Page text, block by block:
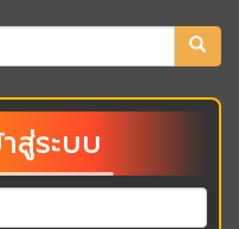
สู่ระบบ